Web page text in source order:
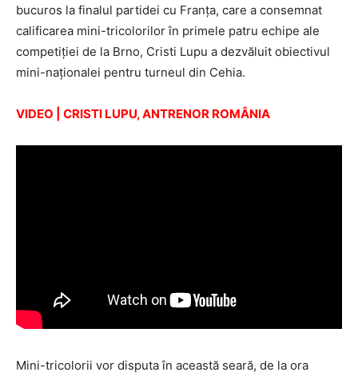
bucuros la finalul partidei cu Franţa, care a consemnat
calificarea mini-tricolorilor în primele patru echipe ale
competiţiei de la Brno, Cristi Lupu a dezvăluit obiectivul
mini-naţionalei pentru turneul din Cehia.
VIDEO | CRISTI LUPU, ANTRENOR ROMÂNIA
Mini-tricolorii vor disputa în această seară, de la ora